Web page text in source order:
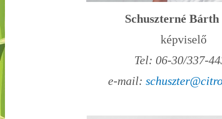
Schuszterné Bárth
képviselő
Tel: 06-30/337-
e-mail: